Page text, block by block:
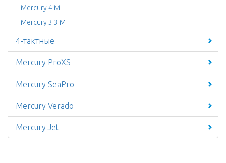
Mercury 4 М
Mercury 3.3 M
4-тактные
Mercury ProXS
Mercury SeaPro
Mercury Verado
Mercury Jet